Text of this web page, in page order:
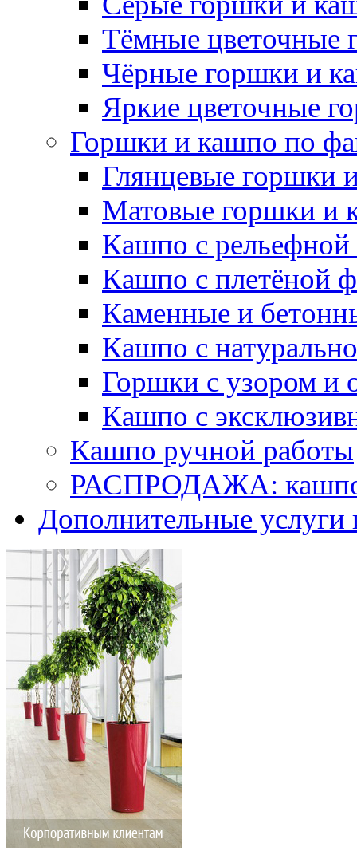
Тёмные цветочные
Чёрные горшки и
Яркие цветочные
Горшки и кашпо по
Глянцевые горшки
Матовые горшки и
Кашпо с рельефной
Кашпо с плетёной
Каменные и
Кашпо с
Горшки с узором и
Кашпо с
Кашпо ручной работы
РАСПРОДАЖА: кашпо
Дополнительные услуги